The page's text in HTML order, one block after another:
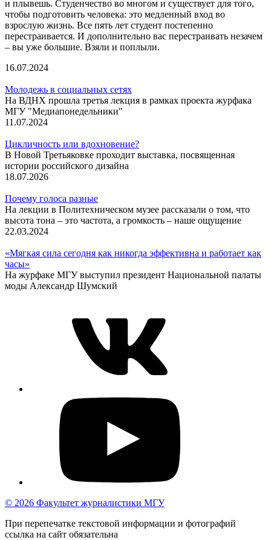
и плывешь. Студенчество во многом и существует для того,
чтобы подготовить человека: это медленный вход во
взрослую жизнь. Все пять лет студент постепенно
перестраивается. И дополнительно вас перестраивать незачем
– вы уже большие. Взяли и поплыли.
16.07.2024
Молодежь в социальных сетях
На ВДНХ прошла третья лекция в рамках проекта журфака
МГУ "Медиапонедельники"
11.07.2024
Цикличность или вдохновение?
В Новой Третьяковке проходит выставка, посвященная
истории российского дизайна
18.07.2026
Почему голоса разные
На лекции в Политехническом музее рассказали о том, что
высота тона – это частота, а громкость – наше ощущение
22.03.2024
«Мягкая сила сегодня как никогда эффективна и работает как
часы»
На журфаке МГУ выступил президент Национальной палаты
моды Александр Шумский
© 2026 Факультет журналистики МГУ
При перепечатке текстовой информации и фотографий
ссылка на сайт обязательна